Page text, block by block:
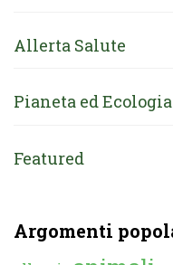
Allerta Salute
Pianeta ed Ecologia
Featured
Argomenti